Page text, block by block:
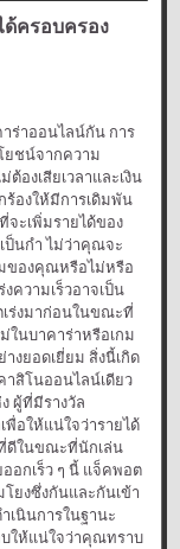
ครอบครอง
ร่าออนไลน์กัน การ
ยชน์จากความ
องเสียเวลาและเงิน
องให้มีการเดิมพัน
ะเพิ่มรายได้ของ
นกำ ไม่ว่าคุณจะ
ของคุณหรือไม่หรือ
ความเร็วอาจเป็น
ร่งมาก่อนในขณะที่
นบาคาร่าหรือเกม
งยอดเยี่ยม สิ่งนี้เกิด
สิโนออนไลน์เดียว
ผู้ที่มีรางวัล
อให้แน่ใจว่ารายได้
ดีในขณะที่นักเล่น
อกเร็ว ๆ นี้ แจ็คพอต
ยงซึ่งกันและกันเข้า
เนินการในฐานะ
ให้แน่ใจว่าคุณทราบ